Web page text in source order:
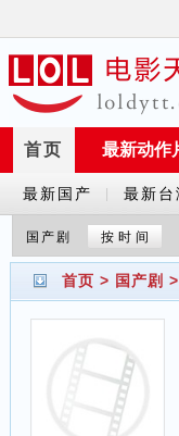
首页 最新动作
最新国产
剧
最新台
国产剧 按时间
首页 > 国产剧 >